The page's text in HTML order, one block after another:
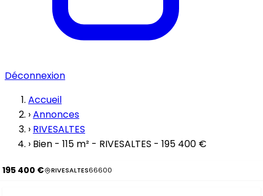
Déconnexion
Accueil
›Annonces
› RIVESALTES
› Bien - 115 m² - RIVESALTES - 195 400 €
195 400 € RIVESALTES66600